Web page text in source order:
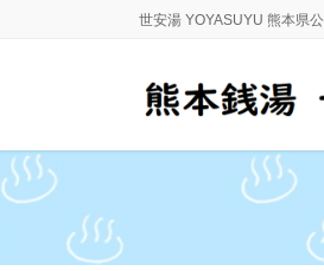
に
移
ョ
ン
世安湯 YOYASUYU 熊本県